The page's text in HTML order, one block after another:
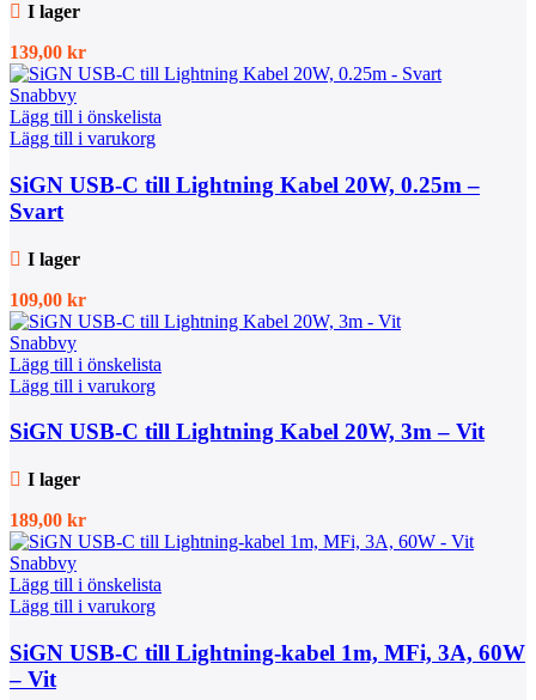
I lager
139,00 kr
Snabbvy
Lägg till i önskelista
Lägg till i varukorg
SiGN USB-C till Lightning Kabel 20W, 0.25m –
Svart
I lager
109,00 kr
Snabbvy
Lägg till i önskelista
Lägg till i varukorg
SiGN USB-C till Lightning Kabel 20W, 3m – Vit
I lager
189,00 kr
Snabbvy
Lägg till i önskelista
Lägg till i varukorg
SiGN USB-C till Lightning-kabel 1m, MFi, 3A, 60W
– Vit